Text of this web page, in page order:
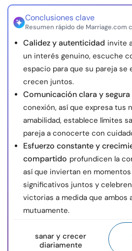
Sobre nosotros Contáctanos
nosotrosConclusiones clave
Resumen rápido de Marriage.com
Calidez y autenticidad invite
un interés genuino, escuche
espacio para que su pareja se
crecen juntos.
Comunicación clara y segura
conexión, así que expresa tus
amabilidad, establece límites
pareja a conocerte con
Esfuerzo constante y
compartido profundicen la
así que inviertan en
significativos juntos y
victorias a medida que ambos
mutuamente.
sanar y crecer
diariamente